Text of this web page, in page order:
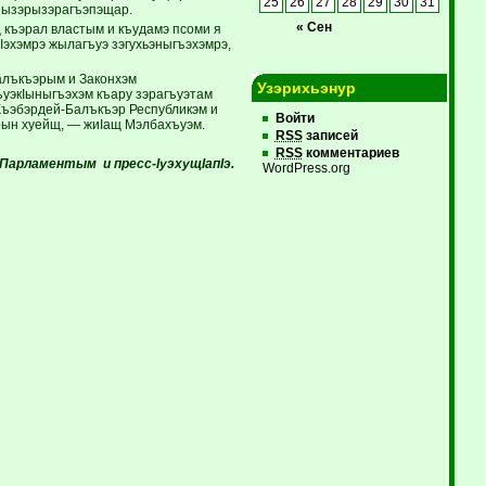
властым и къудамэ псоми я
жылагъуэ зэгухьэныгъэхэмрэ,
и Законхэм
къару зэрагъуэтам
Балъкъэр Республикэм и
хуейщ, — жиIащ Мэлбахъуэм.
и пресс-IуэхущIапIэ.
« Сен
Узэрихьэнур
Войти
RSSзаписей
RSSкомментариев
WordPress.org